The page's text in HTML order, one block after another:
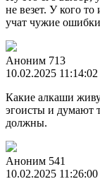
не везет. У кого
учат чужие
Аноним 713
10.02.2025 11:14:02
Какие алкаши
эгоисты и думают
должны.
Аноним 541
10.02.2025 11:26:00